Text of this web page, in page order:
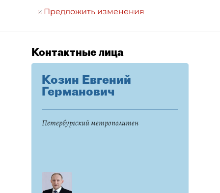
Предложить изменения
Контактные лица
Козин Евгений
Германович
Петербургский метрополитен